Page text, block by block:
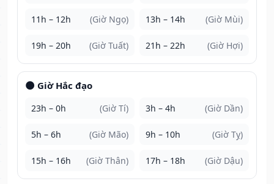
11h – 12h (Giờ Ngọ) 13h – 14h (Giờ Mùi)
19h – 20h (Giờ Tuất) 21h – 22h (Giờ Hợi)
🌑 Giờ Hắc đạo
23h – 0h (Giờ Tí) 3h – 4h (Giờ Dần)
5h – 6h (Giờ Mão) 9h – 10h (Giờ Tỵ)
15h – 16h (Giờ Thân) 17h – 18h (Giờ Dậu)